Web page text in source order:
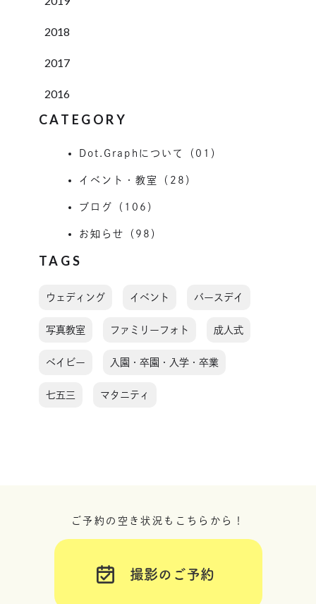
2018
2017
2016
CATEGORY
Dot.Graphについて（01）
イベント・教室（28）
ブログ（106）
お知らせ（98）
TAGS
ウェディング イベント バースデイ
写真教室 ファミリーフォト 成人式
ベイビー 入園・卒園・入学・卒業
七五三 マタニティ
ご予約の空き状況もこちらから！
撮影のご予約